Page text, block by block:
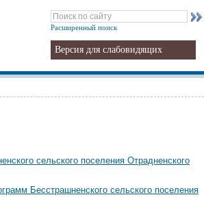
Расширенный поиск
Версия для слабовидящих
сельского поселения Отрадненского
Бесстрашненского сельского поселения